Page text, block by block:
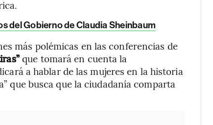
del Gobierno de Claudia Sheinbaum
más polémicas en las conferencias de
que tomará en cuenta la
a hablar de las mujeres en la historia
que busca que la ciudadanía comparta